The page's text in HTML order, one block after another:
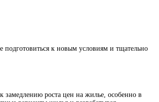
подготовиться к новым условиям и тщательно
роста цен на жилье, особенно в